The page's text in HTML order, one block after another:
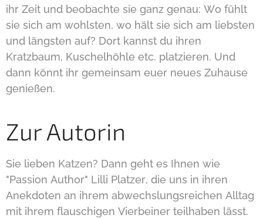
ihr Zeit und beobachte sie ganz genau: Wo fühlt
sie sich am wohlsten, wo hält sie sich am liebsten
und längsten auf? Dort kannst du ihren
Kratzbaum, Kuschelhöhle etc. platzieren. Und
dann könnt ihr gemeinsam euer neues Zuhause
genießen.
Zur Autorin
Sie lieben Katzen? Dann geht es Ihnen wie
"Passion Author" Lilli Platzer, die uns in ihren
Anekdoten an ihrem abwechslungsreichen Alltag
mit ihrem flauschigen Vierbeiner teilhaben lässt.